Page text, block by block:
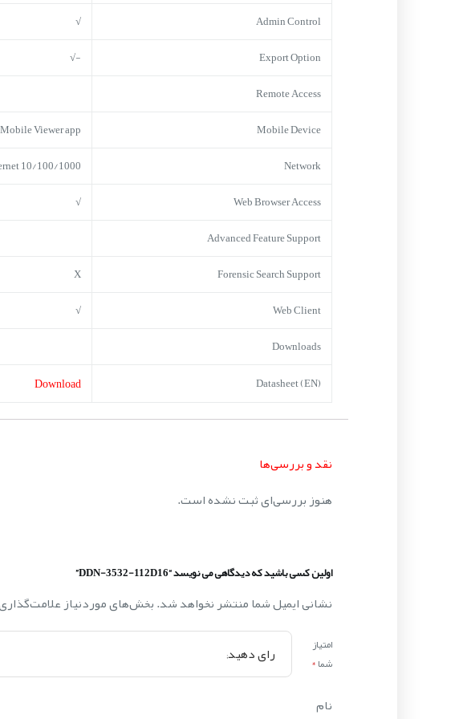
Admin Control
√
Export Option
-√
Remote Access
Mobile Device
Mobile Viewer app
Network
10/100/1000 Ethernet
Web Browser Access
√
Advanced Feature Support
Forensic Search Support
X
Web Client
√
Downloads
Datasheet (EN)
Download
نقد و بررسی‌ها
هنوز بررسی‌ای ثبت نشده است.
اولین کسی باشید که دیدگاهی می نویسد “DDN-3532-112D16”
نشانی ایمیل شما منتشر نخواهد شد.بخش‌های موردنیاز
امتیاز
شما*
نام